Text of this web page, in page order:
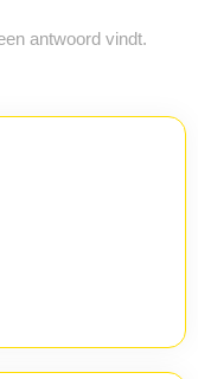
antwoord vindt.